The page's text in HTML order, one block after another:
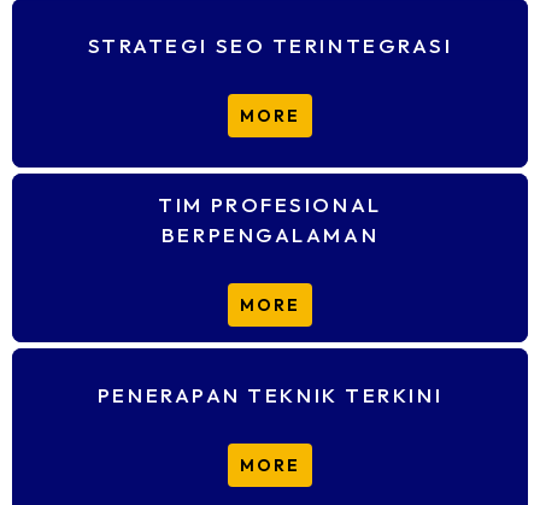
STRATEGI SEO TERINTEGRASI
MORE
DCLIQ menerapkan strategi SEO komprehensif,
, optimasi
relevansi, dandomain authoritysecara
berkelanjutan.TIM PROFESIONAL
BERPENGALAMAN
MORE
berbagai bisnis. Dengan riset dan analitik,
kami merancang strategi yang sesuai dengan
tujuan bisnismu.
PENERAPAN TEKNIK TERKINI
MORE
Kami menerapkan teknik SEO terbaru yang selaras
dengan algoritma Google untuk memastikan